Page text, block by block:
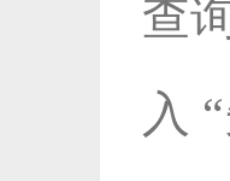
查
入